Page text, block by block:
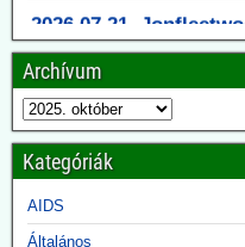
2010-ben
kutatott.
A Védelmi Fejlett Kutatási
ben elindított egy kevéssé
hogy még megjelenésük
genetikai összetételét,
mutációit, genomikus
2026.07.08. Uncut
pandémiaszerződés
Archívum
Kategóriák
AIDS
Általános